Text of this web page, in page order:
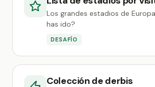
Los grandes estadios de
has ido?
DESAFÍO
Colección de derbis